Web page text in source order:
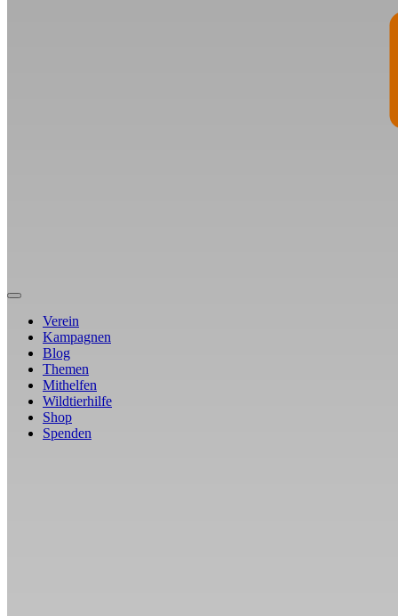
Verein
Kampagnen
Blog
Themen
Mithelfen
Wildtierhilfe
Shop
Spenden